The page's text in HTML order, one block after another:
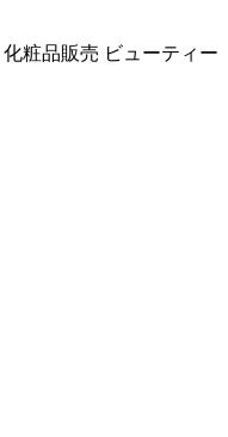
化粧品販売 ビューティー